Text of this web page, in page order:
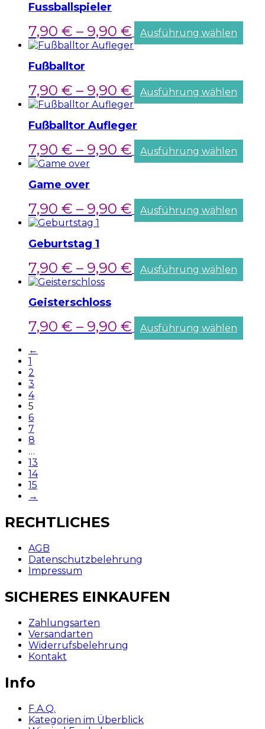
Fussballspieler
7,90 € – 9,90 € Ausführung wählen
Fußballtor
7,90 € – 9,90 € Ausführung wählen
Fußballtor Aufleger
7,90 € – 9,90 € Ausführung wählen
Game over
7,90 € – 9,90 € Ausführung wählen
Geburtstag 1
7,90 € – 9,90 € Ausführung wählen
Geisterschloss
7,90 € – 9,90 €
Ausführung wählen
←
1
2
3
4
5
6
7
8
…
13
14
15
→
RECHTLICHES
AGB
Datenschutzbelehrung
Impressum
SICHERES EINKAUFEN
Zahlungsarten
Versandarten
Widerrufsbelehrung
Kontakt
Info
F.A.Q.
Kategorien im Überblick